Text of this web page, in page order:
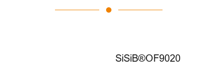
SiSiB®OF9020